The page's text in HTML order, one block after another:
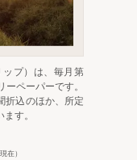
プ）は、毎月第
ペーパーです。
折込のほか、所定
す。
在）